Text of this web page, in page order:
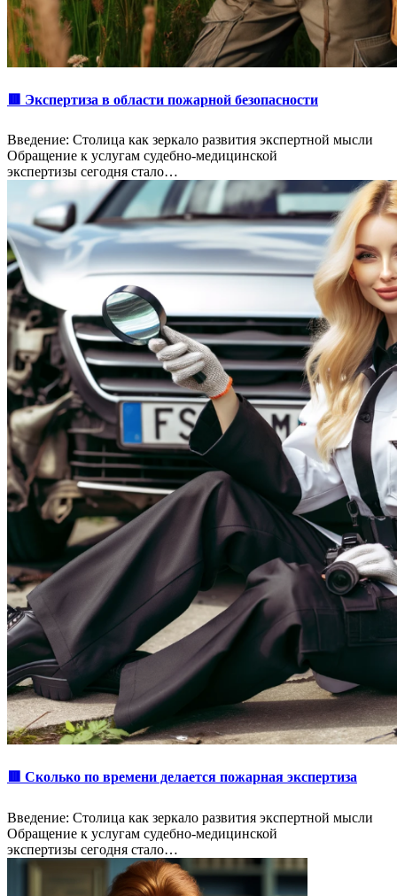
🟥 Экспертиза в области пожарной безопасности
Введение: Столица как зеркало развития экспертной мысли
Обращение к услугам судебно-медицинской
экспертизы сегодня стало…
🟥 Сколько по времени делается пожарная экспертиза
Введение: Столица как зеркало развития экспертной мысли
Обращение к услугам судебно-медицинской
экспертизы сегодня стало…